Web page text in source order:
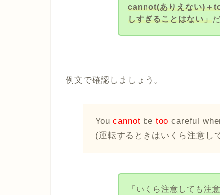
cannot(ありえない)＋
しすぎることはない」
例文で確認しましょう。
Youcannot be too careful
(運転するときはいくら注意し
「いくら注意しても注